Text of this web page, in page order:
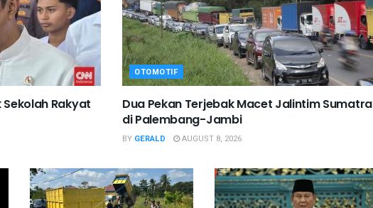
Sekolah Rakyat
OTOMOTIF
Dua Pekan Terjebak Macet Jalintim Sumatra
di Palembang-Jambi
BY GERALD AUGUST 8, 2026